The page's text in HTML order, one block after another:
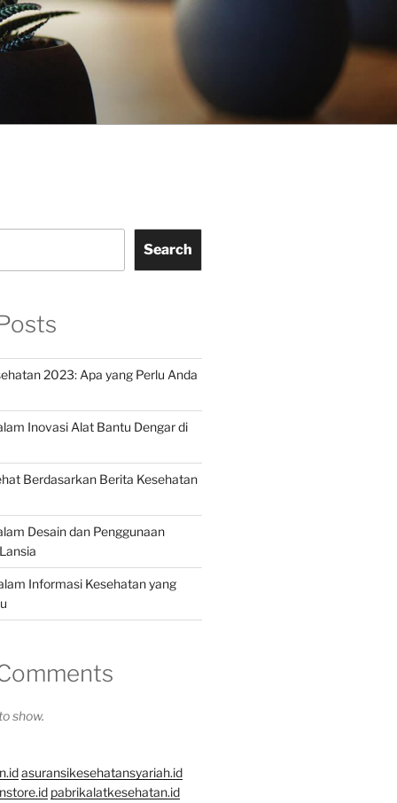
Search
2023: Apa yang Perlu Anda
Inovasi Alat Bantu Dengar di
Berdasarkan Berita Kesehatan
Desain dan Penggunaan
Informasi Kesehatan yang
show.
asuransikesehatansyariah.id
pabrikalatkesehatan.id